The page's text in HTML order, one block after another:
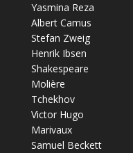
Yasmina Reza
Albert Camus
Stefan Zweig
Henrik Ibsen
Shakespeare
Molière
Tchekhov
Victor Hugo
Marivaux
Samuel Beckett